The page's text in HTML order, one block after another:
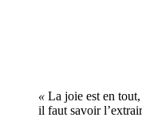
« La joie est en tout,
il faut savoir